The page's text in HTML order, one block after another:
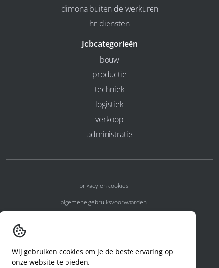
dimona buiten de werkuren
hr-diensten
Jobcategorieën
bouw
productie
techniek
logistiek
verkoop
administratie
privacy en cookies
algemene gebruiksvoorwaarden
melden van een incident
Wij gebruiken cookies om je de beste ervaring op
onze website te bieden.